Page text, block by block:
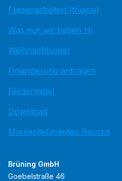
Fliesenarbeiten (toujou)
Was nur wir haben HI
Weihnachtspost
Finanzierung anfragen
Fördermittel
Download
Markenlieferanten Record
Brüning GmbH
Goebelstraße 46